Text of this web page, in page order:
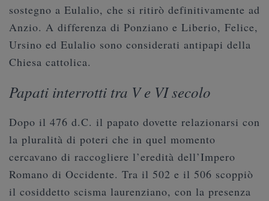
sostegno a Eulalio, che si ritirò definitivamente ad
Anzio. A differenza di Ponziano e Liberio, Felice,
Ursino ed Eulalio sono considerati antipapi della
Chiesa cattolica.
Papati interrotti tra V e VI secolo
Dopo il 476 d.C. il papato dovette relazionarsi con
la pluralità di poteri che in quel momento
cercavano di raccogliere l’eredità dell’Impero
Romano di Occidente. Tra il 502 e il 506 scoppiò
il cosiddetto scisma laurenziano, con la presenza